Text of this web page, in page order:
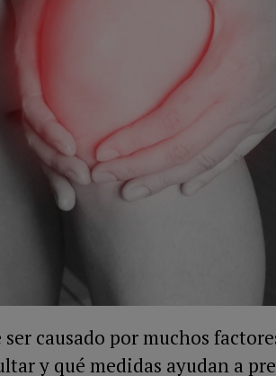
causado por muchos
y qué medidas ayudan a